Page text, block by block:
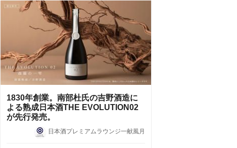
1830年創業。南部杜氏の吉野酒造に
よる熟成日本酒THE EVOLUTION02
が先行発売。
日本酒プレミアムラウンジ一献風月